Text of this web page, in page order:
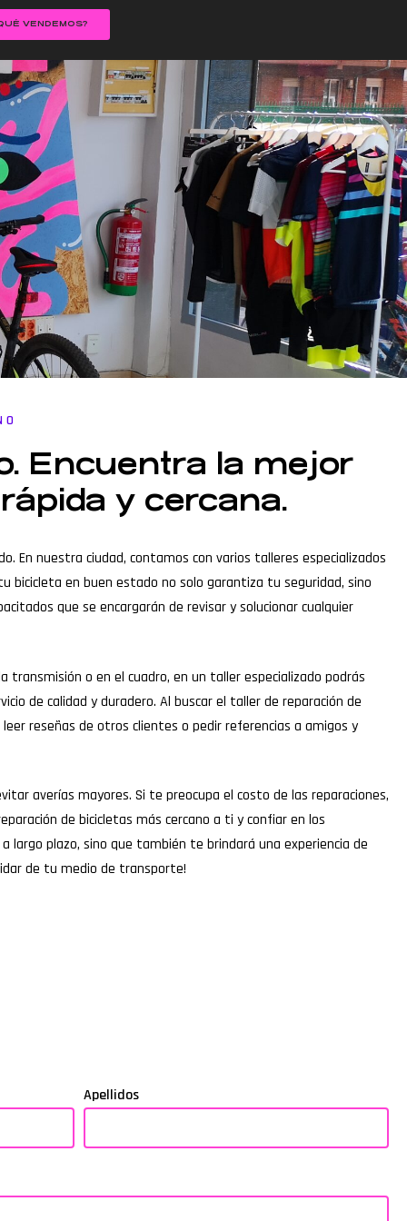
VENDEMOS?
Encuentra la mejor
y cercana.
En nuestra ciudad, contamos con varios talleres especializados
bicicleta en buen estado no solo garantiza tu seguridad, sino
que se encargarán de revisar y solucionar cualquier
transmisión o en el cuadro, en un taller especializado podrás
de calidad y duradero. Al buscar el taller de reparación de
reseñas de otros clientes o pedir referencias a amigos y
averías mayores. Si te preocupa el costo de las reparaciones,
de bicicletas más cercano a ti y confiar en los
largo plazo, sino que también te brindará una experiencia de
de tu medio de transporte!
Apellidos